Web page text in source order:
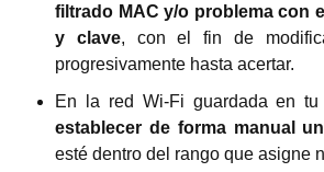
filtrado MAC y/o problema con
y clave, con el fin de
progresivamente hasta acertar.
En la red Wi-Fi guardada en tu
establecer de forma manual
esté dentro del rango que asigne